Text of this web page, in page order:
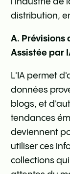
distribution,
A. Prévisions
Assistée par
L'IA permet
données
blogs, et
tendances
deviennent
utiliser ces
collections